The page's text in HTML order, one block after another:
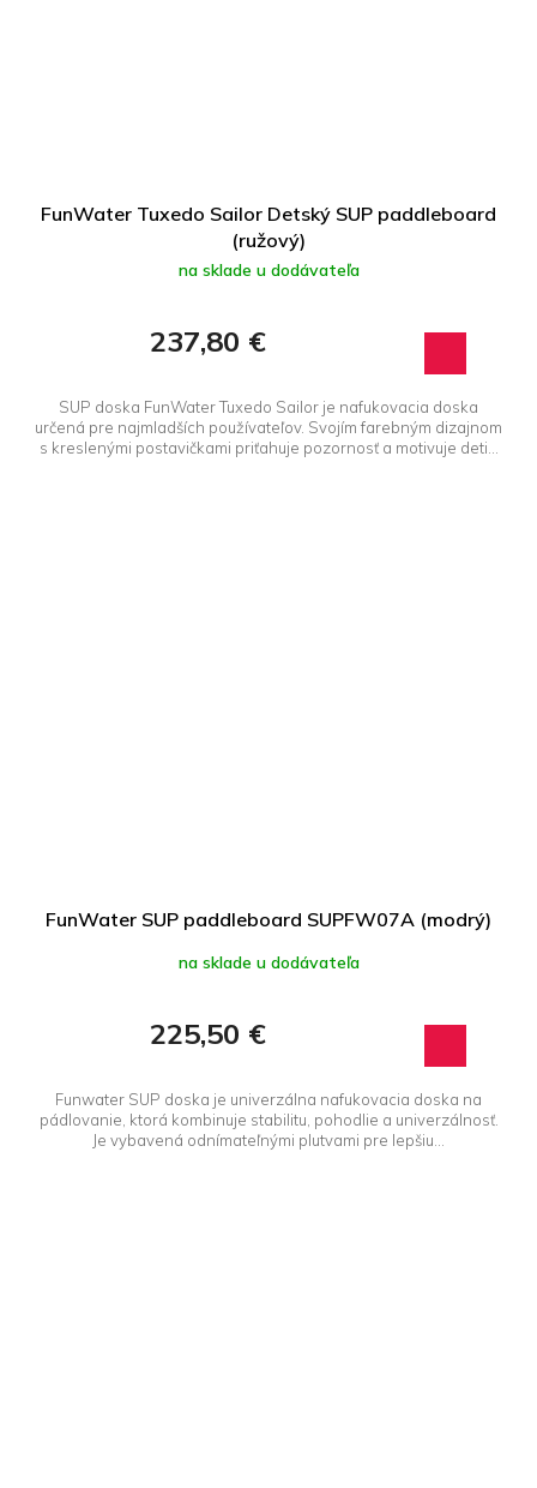
FunWater Tuxedo Sailor Detský SUP paddleboard
(ružový)
na sklade u dodávateľa
237,80 €
SUP doska FunWater Tuxedo Sailor je nafukovacia doska
určená pre najmladších používateľov. Svojím farebným dizajnom
s kreslenými postavičkami priťahuje pozornosť a motivuje deti...
FunWater SUP paddleboard SUPFW07A (modrý)
na sklade u dodávateľa
225,50 €
Funwater SUP doska je univerzálna nafukovacia doska na
pádlovanie, ktorá kombinuje stabilitu, pohodlie a univerzálnosť.
Je vybavená odnímateľnými plutvami pre lepšiu...